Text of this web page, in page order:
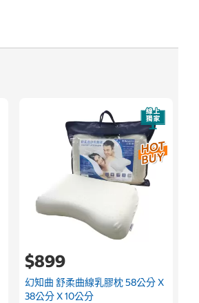
$899
幻知曲 舒柔曲線乳膠枕 58公分 X
38公分 X 10公分